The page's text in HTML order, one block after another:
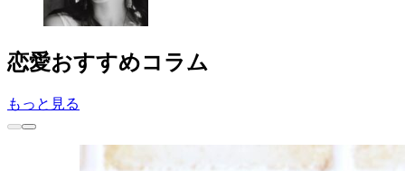
恋愛おすすめコラム
もっと見る